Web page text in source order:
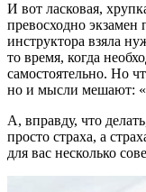
И вот ласковая,
превосходно
инструктора взяла
то время, когда
самостоятельно. Но
но и мысли мешают:
А, вправду, что
просто страха, а
для вас несколько